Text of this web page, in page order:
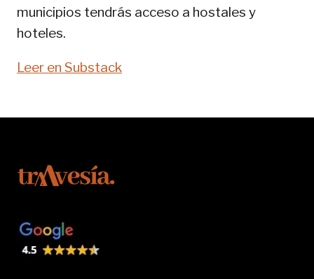
municipios tendrás acceso a hostales y
hoteles.
Leer en Substack